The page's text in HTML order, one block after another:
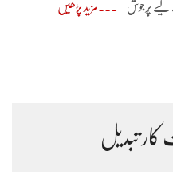
لیے پُرجوش مزید پڑھیں
کار تبدیل